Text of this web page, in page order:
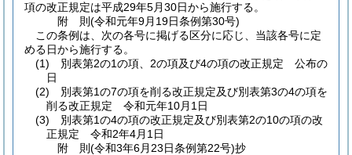
項の改正規定は平成29年5月30日から施行する。
附 則(令和元年9月19日条例第30号)
この条例は、次の各号に掲げる区分に応じ、当該各号に定
める日から施行する。
(1)
別表第2の1の項、2の項及び4の項の改正規定 公布の
日
(2)
別表第1の7の項を削る改正規定及び別表第3の4の項を
削る改正規定 令和元年10月1日
(3)
別表第1の4の項の改正規定及び別表第2の10の項の改
正規定 令和2年4月1日
附 則(令和3年6月23日条例第22号)抄